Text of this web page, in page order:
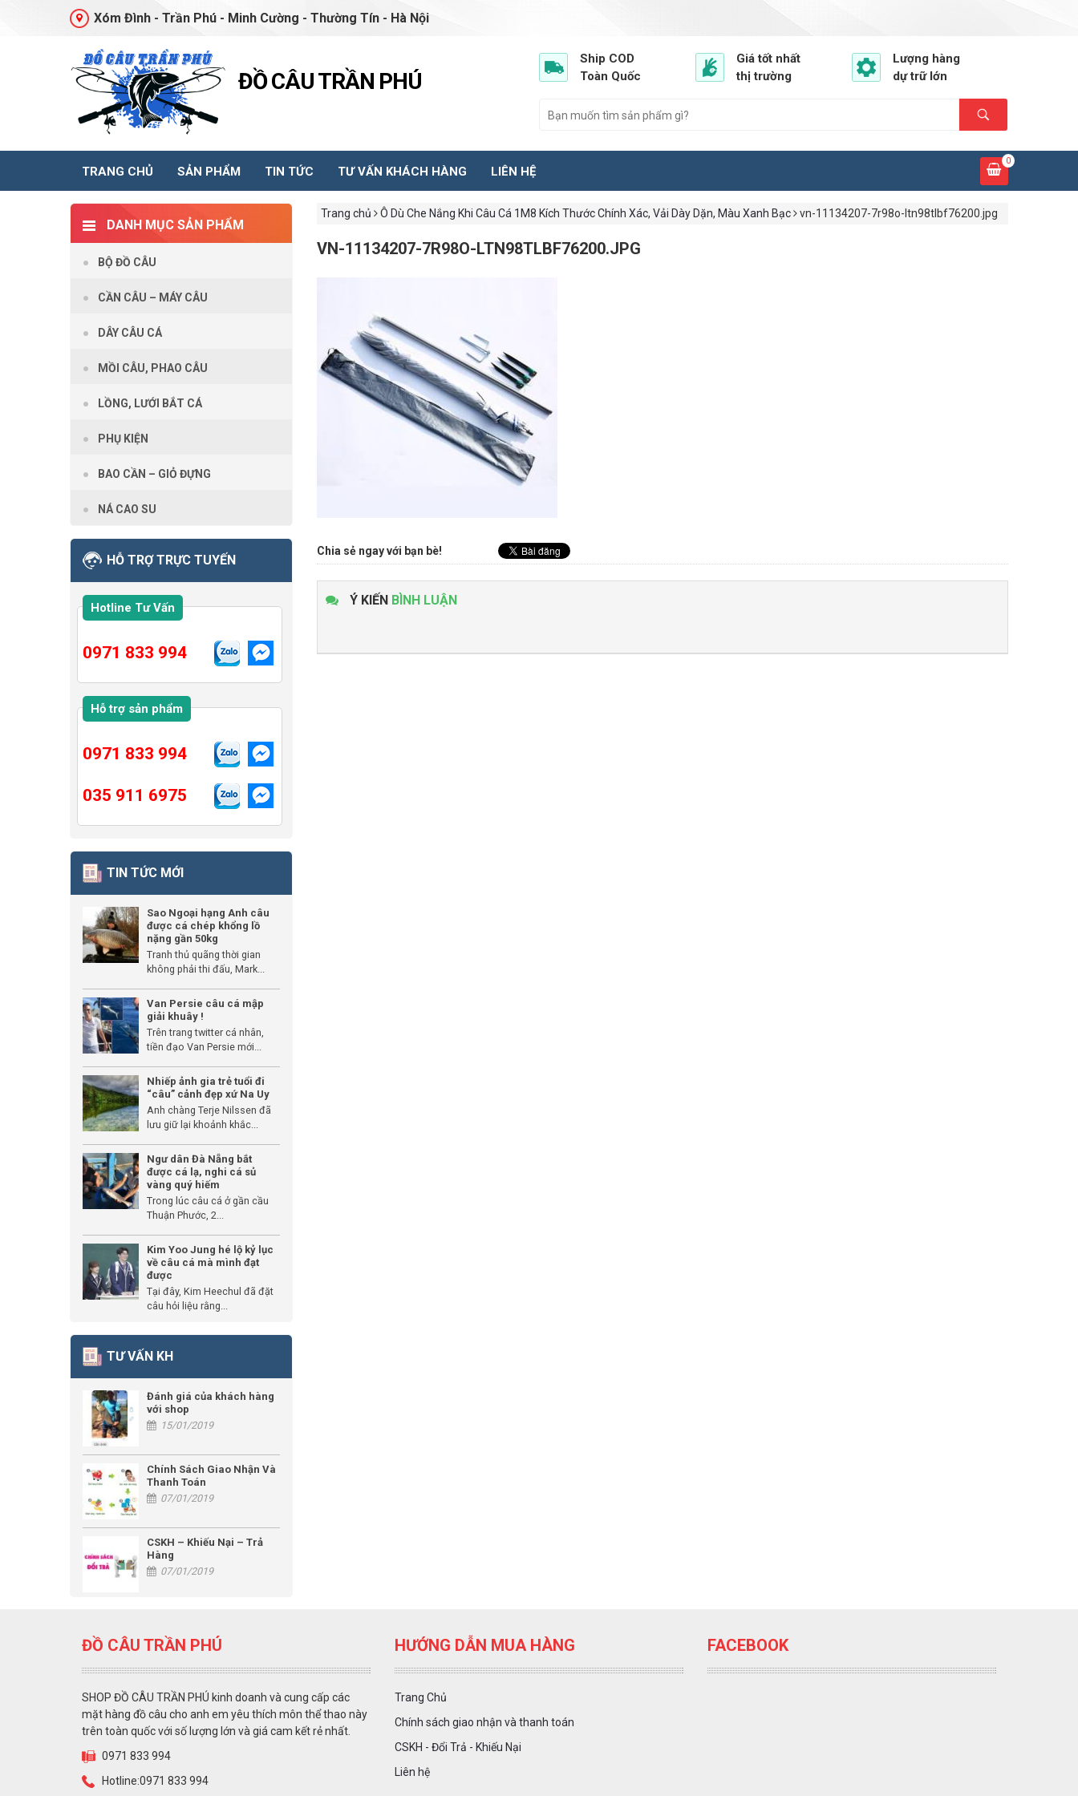
Xóm Đình - Trần Phú - Minh Cường - Thường Tín - Hà Nội
ĐỒ CÂU TRẦN PHÚ
Ship COD
Toàn Quốc
Giá tốt nhất
thị trường
Lượng hàng
dự trữ lớn
TRANG CHỦ SẢN PHẨM TIN TỨC TƯ VẤN KHÁCH HÀNG LIÊN HỆ
0
Trang chủ Ô Dù Che Nắng Khi Câu Cá 1M8 Kích Thước Chính Xác, Vải Dày Dặn, Màu Xanh Bạc vn-11134207-7r98o-ltn98tlbf76200.jpg
VN-11134207-7R98O-LTN98TLBF76200.JPG
Chia sẻ ngay với bạn bè!
Ý KIẾN BÌNH LUẬN
DANH MỤC SẢN PHẨM
BỘ ĐỒ CÂU
CẦN CÂU – MÁY CÂU
DÂY CÂU CÁ
MỒI CÂU, PHAO CÂU
LỒNG, LƯỚI BẮT CÁ
PHỤ KIỆN
BAO CẦN – GIỎ ĐỰNG
NÁ CAO SU
HỖ TRỢ TRỰC TUYẾN
Hotline Tư Vấn
0971 833 994
Hỗ trợ sản phẩm
0971 833 994
035 911 6975
TIN TỨC MỚI
Sao Ngoại hạng Anh câu
được cá chép khổng lồ
nặng gần 50kg
Tranh thủ quãng thời gian
không phải thi đấu, Mark...
Van Persie câu cá mập
giải khuây !
Trên trang twitter cá nhân,
tiền đạo Van Persie mới...
Nhiếp ảnh gia trẻ tuổi đi
“câu” cảnh đẹp xứ Na Uy
Anh chàng Terje Nilssen đã
lưu giữ lại khoảnh khắc...
Ngư dân Đà Nẵng bắt
được cá lạ, nghi cá sủ
vàng quý hiếm
Trong lúc câu cá ở gần cầu
Thuận Phước, 2...
Kim Yoo Jung hé lộ kỷ lục
về câu cá mà mình đạt
được
Tại đây, Kim Heechul đã đặt
câu hỏi liệu rằng...
TƯ VẤN KH
Đánh giá của khách hàng
với shop
15/01/2019
Chính Sách Giao Nhận Và
Thanh Toán
07/01/2019
CSKH – Khiếu Nại – Trả
Hàng
07/01/2019
ĐỒ CÂU TRẦN PHÚ
SHOP ĐỒ CÂU TRẦN PHÚ kinh doanh và cung cấp các
mặt hàng đồ câu cho anh em yêu thích môn thể thao này
trên toàn quốc với số lượng lớn và giá cam kết rẻ nhất.
0971 833 994
Hotline:0971 833 994
HƯỚNG DẪN MUA HÀNG
Trang Chủ
Chính sách giao nhận và thanh toán
CSKH - Đổi Trả - Khiếu Nại
Liên hệ
FACEBOOK